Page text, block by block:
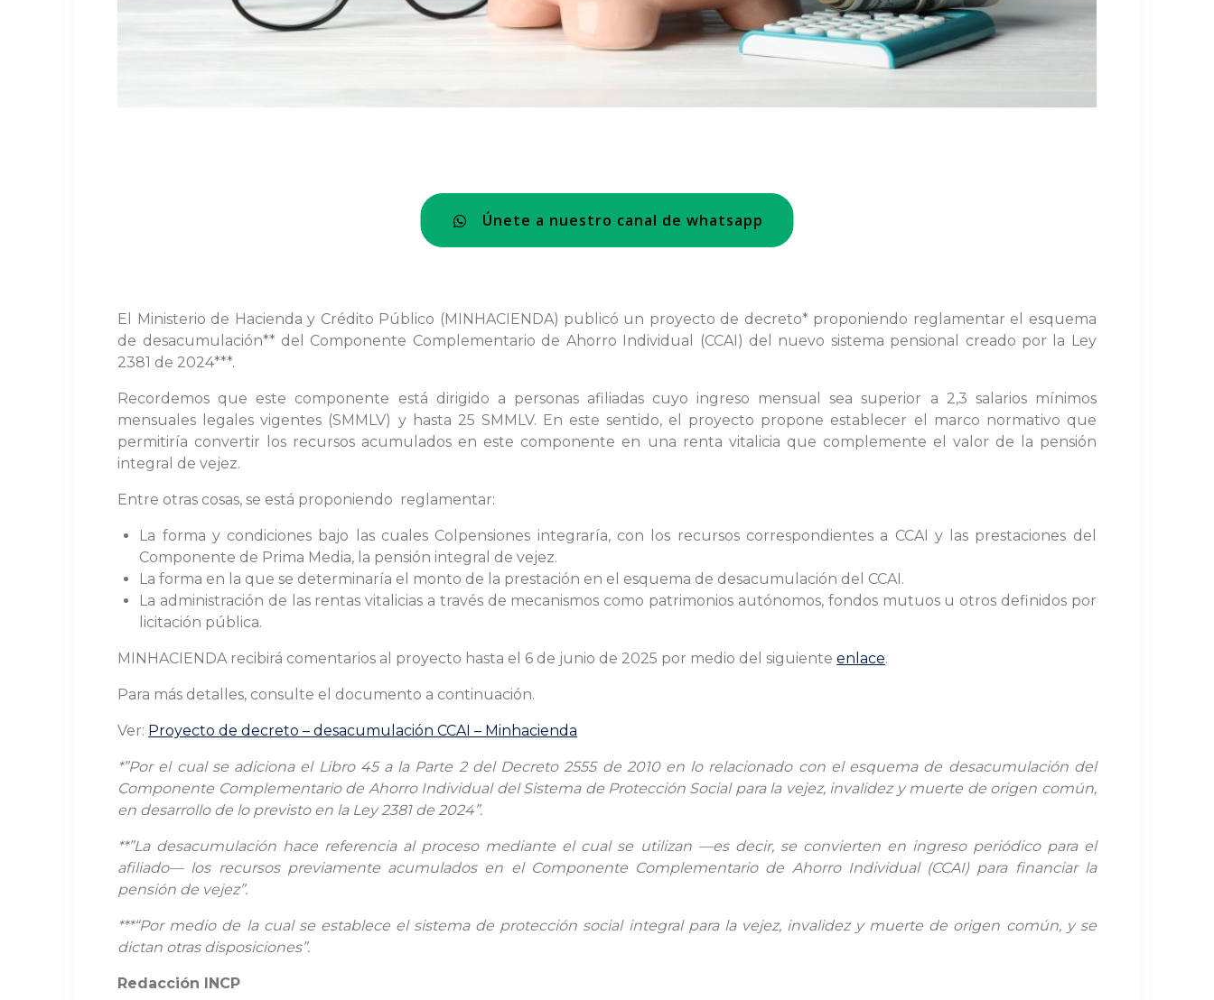
Únete a nuestro canal de whatsapp
El Ministerio de Hacienda y Crédito Público (MINHACIENDA) publicó un proyecto de decreto* proponiendo reglamentar el esquema
de desacumulación** del Componente Complementario de Ahorro Individual (CCAI) del nuevo sistema pensional creado por la Ley
2381 de 2024***.
Recordemos que este componente está dirigido a personas afiliadas cuyo ingreso mensual sea superior a 2,3 salarios mínimos
mensuales legales vigentes (SMMLV) y hasta 25 SMMLV. En este sentido, el proyecto propone establecer el marco normativo que
permitiría convertir los recursos acumulados en este componente en una renta vitalicia que complemente el valor de la pensión
integral de vejez.
Entre otras cosas, se está proponiendo reglamentar:
La forma y condiciones bajo las cuales Colpensiones integraría, con los recursos correspondientes a CCAI y las prestaciones del
Componente de Prima Media, la pensión integral de vejez.
La forma en la que se determinaría el monto de la prestación en el esquema de desacumulación del CCAI.
La administración de las rentas vitalicias a través de mecanismos como patrimonios autónomos, fondos mutuos u otros definidos por
licitación pública.
MINHACIENDA recibirá comentarios al proyecto hasta el 6 de junio de 2025 por medio del siguienteenlace.
Para más detalles, consulte el documento a continuación.
Ver: Proyecto de decreto – desacumulación CCAI – Minhacienda
*”Por el cual se adiciona el Libro 45 a la Parte 2 del Decreto 2555 de 2010 en lo relacionado con el esquema de desacumulación del
Componente Complementario de Ahorro Individual del Sistema de Protección Social para la vejez, invalidez y muerte de origen común,
en desarrollo de lo previsto en la Ley 2381 de 2024”.
**”La desacumulación hace referencia al proceso mediante el cual se utilizan —es decir, se convierten en ingreso periódico para el
afiliado— los recursos previamente acumulados en el Componente Complementario de Ahorro Individual (CCAI) para financiar la
pensión de vejez”.
***“Por medio de la cual se establece el sistema de protección social integral para la vejez, invalidez y muerte de origen común, y se
dictan otras disposiciones”.
Redacción INCP